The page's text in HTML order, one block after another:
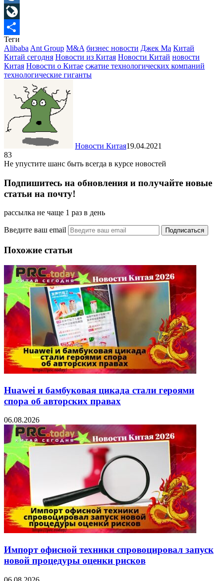
Mail.Ru
LiveJournal
Отправить
Теги
Alibaba Ant Group M&A бизнес новости Джек Ма Китай
Китай сегодня Новости из Китая Новости Китай новости
Китая Новости о Китае сжатие технологических компаний
технологические гиганты
Новости Китая19.04.2021
83
Не упустите шанс быть всегда в курсе новостей
Подпишитесь на обновления и получайте новые
статьи на почту!
рассылка не чаще 1 раз в день
Введите ваш email
Похожие статьи
Huawei и бамбуковая цикада стали героями
спора об авторских правах
06.08.2026
Импорт офисной техники спровоцировал запуск
новой процедуры оценки рисков